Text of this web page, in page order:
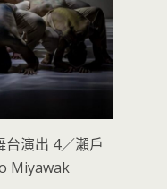
台演出 4／瀨戶
Miyawak